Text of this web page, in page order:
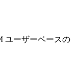
ユーザーベースの